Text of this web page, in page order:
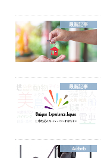
最新記事
最新記事
Airbnb